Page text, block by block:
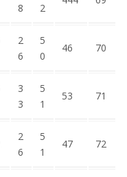
8
2
2
6
5
0
46 70
3
3
5
1
53 71
2
6
5
1
47 72